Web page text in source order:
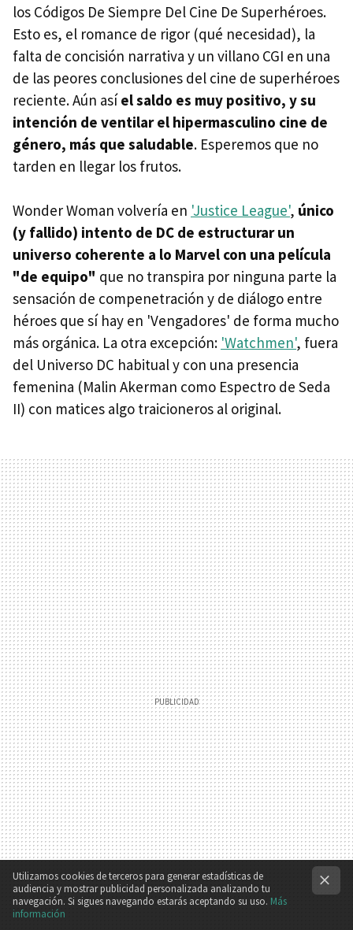
los Códigos De Siempre Del Cine De Superhéroes.
Esto es, el romance de rigor (qué necesidad), la
falta de concisión narrativa y un villano CGI en una
de las peores conclusiones del cine de superhéroes
reciente. Aún asíel saldo es muy positivo, y su
intención de ventilar el hipermasculino cine de
género, más que saludable. Esperemos que no
tarden en llegar los frutos.
Wonder Woman volvería en 'Justice League', único
(y fallido) intento de DC de estructurar un
universo coherente a lo Marvel con una película
"de equipo" que no transpira por ninguna parte la
sensación de compenetración y de diálogo entre
héroes que sí hay en 'Vengadores' de forma mucho
más orgánica. La otra excepción: 'Watchmen', fuera
del Universo DC habitual y con una presencia
femenina (Malin Akerman como Espectro de Seda
II) con matices algo traicioneros al original.
Utilizamos cookies de terceros para generar estadísticas de
audiencia y mostrar publicidad personalizada analizando tu
navegación. Si sigues navegando estarás aceptando su uso. Más
información